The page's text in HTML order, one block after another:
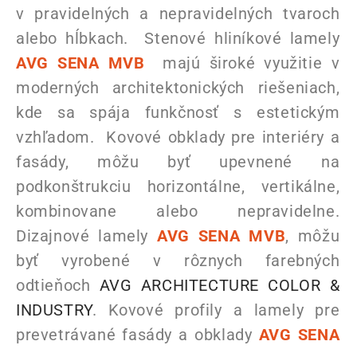
v pravidelných a nepravidelných tvaroch
alebo hĺbkach. Stenové hliníkové lamely
AVG SENA MVB
majú široké využitie v
moderných architektonických riešeniach,
kde sa spája funkčnosť s estetickým
vzhľadom. Kovové obklady pre interiéry a
fasády, môžu byť upevnené na
podkonštrukciu horizontálne, vertikálne,
kombinovane alebo nepravidelne.
Dizajnové lamelyAVG SENA MVB, môžu
byť vyrobené v rôznych farebných
odtieňoch AVG ARCHITECTURE COLOR &
INDUSTRY. Kovové profily a lamely pre
prevetrávané fasády a obklady AVG SENA